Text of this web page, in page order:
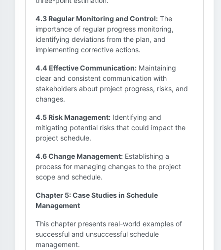
4.3 Regular Monitoring and Control: The
importance of regular progress monitoring,
identifying deviations from the plan, and
implementing corrective actions.
4.4 Effective Communication: Maintaining
clear and consistent communication with
stakeholders about project progress, risks, and
changes.
4.5 Risk Management: Identifying and
mitigating potential risks that could impact the
project schedule.
4.6 Change Management: Establishing a
process for managing changes to the project
scope and schedule.
Chapter 5: Case Studies in Schedule
Management
This chapter presents real-world examples of
successful and unsuccessful schedule
management.